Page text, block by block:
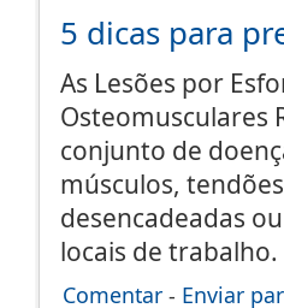
5 dicas para
As Lesões por
Osteomusculares
conjunto de
músculos,
desencadeadas
locais de trabalho.
Comentar - Enviar